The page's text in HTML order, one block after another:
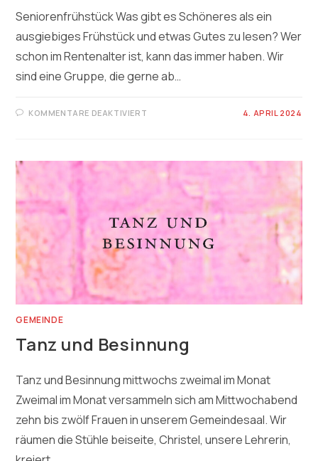
Seniorenfrühstück Was gibt es Schöneres als ein
ausgiebiges Frühstück und etwas Gutes zu lesen? Wer
schon im Rentenalter ist, kann das immer haben. Wir
sind eine Gruppe, die gerne ab…
KOMMENTARE DEAKTIVIERT 4. APRIL 2024
GEMEINDE
Tanz und Besinnung
Tanz und Besinnung mittwochs zweimal im Monat
Zweimal im Monat versammeln sich am Mittwochabend
zehn bis zwölf Frauen in unserem Gemeindesaal. Wir
räumen die Stühle beiseite, Christel, unsere Lehrerin,